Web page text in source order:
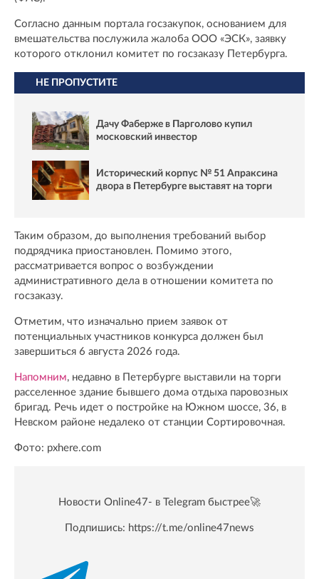
Согласно данным портала госзакупок, основанием для
вмешательства послужила жалоба ООО «ЭСК», заявку
которого отклонил комитет по госзаказу Петербурга.
НЕ ПРОПУСТИТЕ
Дачу Фаберже в Парголово купил
московский инвестор
Исторический корпус № 51 Апраксина
двора в Петербурге выставят на торги
Таким образом, до выполнения требований выбор
подрядчика приостановлен. Помимо этого,
рассматривается вопрос о возбуждении
административного дела в отношении комитета по
госзаказу.
Отметим, что изначально прием заявок от
потенциальных участников конкурса должен был
завершиться 6 августа 2026 года.
Напомним, недавно в Петербурге выставили на торги
расселенное здание бывшего дома отдыха паровозных
бригад. Речь идет о постройке на Южном шоссе, 36, в
Невском районе недалеко от станции Сортировочная.
Фото: pxhere.com
Новости Online47- в Telegram быстрее🚀
Подпишись: https://t.me/online47news